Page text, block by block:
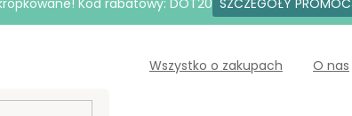
Kod rabatowy: DOT20 SZCZEGÓŁY
Wszystko o zakupach O nas